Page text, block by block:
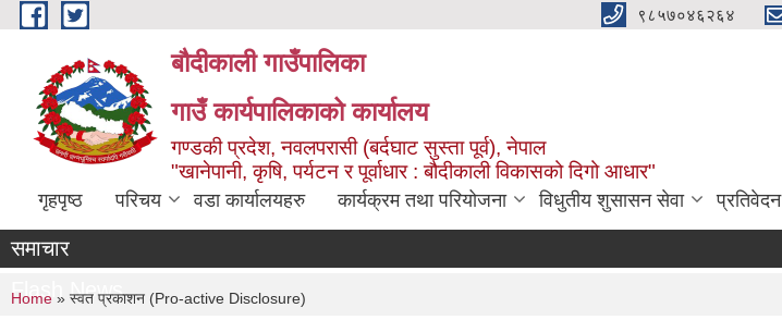
Skip to main content ९८५७०४६२६४
बौदीकाली गाउँपालिका
गाउँ कार्यपालिकाको कार्यालय
गण्डकी प्रदेश, नवलपरासी (बर्दघाट सुस्ता पूर्व), नेपाल
"खानेपानी, कृषि, पर्यटन र पूर्वाधार : बौदीकाली विकासको दिगो आधार"
गृहपृष्ठ परिचय वडा कार्यालयहरु कार्यक्रम तथा परियोजना विधुतीय शुसासन सेवा प्रतिवेदन
समाचार
Flash News
You are here
Home » स्वत प्रकाशन (Pro-active Disclosure)